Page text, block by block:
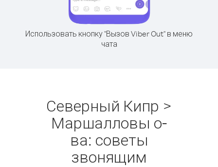
Использовать кнопку "Вызов Viber Out" в меню
чата
Северный Кипр >
Маршалловы о-
ва: советы
звонящим